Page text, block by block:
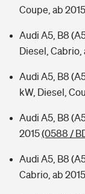
Coupe, ab 2015
Audi A5, B8
Diesel, Cabrio,
Audi A5, B8
kW, Diesel,
Audi A5, B8
2015(0588 /
Audi A5, B8
Cabrio, ab 2015